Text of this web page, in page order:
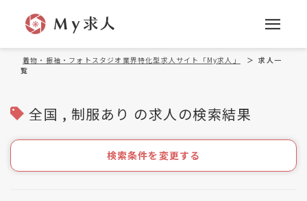
着物・振袖・フォトスタジオ業界特化型求人サイト「My求人」 ＞ 求人一
覧
全国 , 制服あり の求人の検索結果
検索条件を変更する